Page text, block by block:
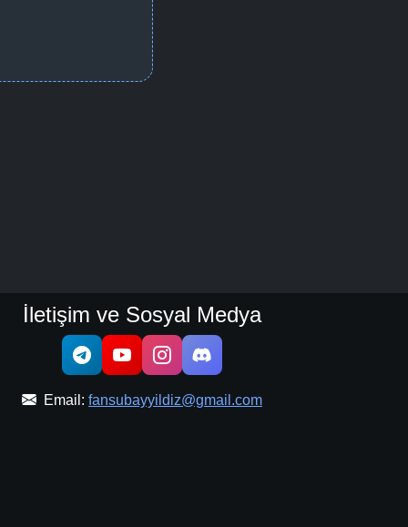
İletişim ve Sosyal Medya
Email: fansubayyildiz@gmail.com